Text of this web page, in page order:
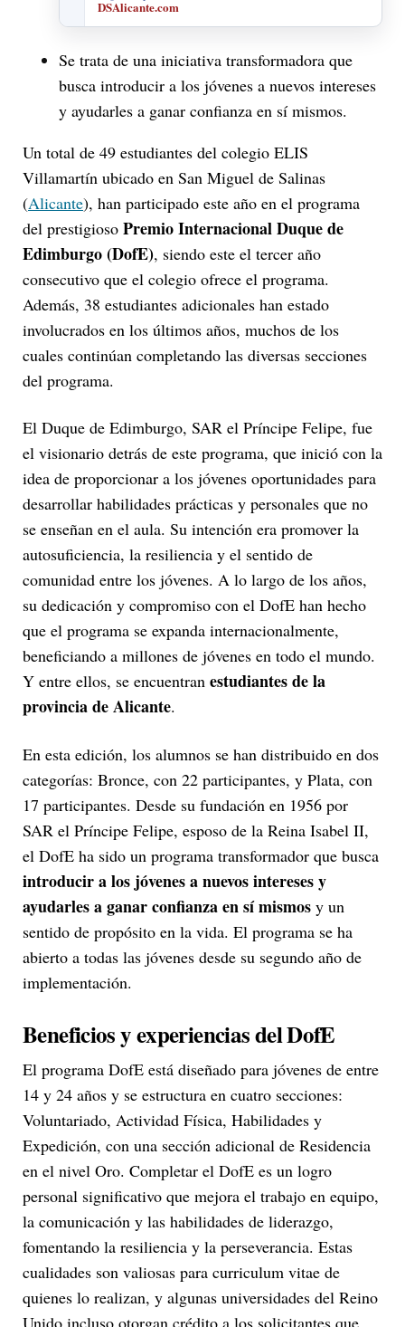
DSAlicante.com
Se trata de una iniciativa transformadora que
busca introducir a los jóvenes a nuevos intereses
y ayudarles a ganar confianza en sí mismos.
Un total de 49 estudiantes del colegio ELIS
Villamartín ubicado en San Miguel de Salinas
(Alicante), han participado este año en el programa
del prestigioso Premio Internacional Duque de
Edimburgo (DofE), siendo este el tercer año
consecutivo que el colegio ofrece el programa.
Además, 38 estudiantes adicionales han estado
involucrados en los últimos años, muchos de los
cuales continúan completando las diversas secciones
del programa.
El Duque de Edimburgo, SAR el Príncipe Felipe, fue
el visionario detrás de este programa, que inició con la
idea de proporcionar a los jóvenes oportunidades para
desarrollar habilidades prácticas y personales que no
se enseñan en el aula. Su intención era promover la
autosuficiencia, la resiliencia y el sentido de
comunidad entre los jóvenes. A lo largo de los años,
su dedicación y compromiso con el DofE han hecho
que el programa se expanda internacionalmente,
beneficiando a millones de jóvenes en todo el mundo.
Y entre ellos, se encuentran estudiantes de la
provincia de Alicante.
En esta edición, los alumnos se han distribuido en dos
categorías: Bronce, con 22 participantes, y Plata, con
17 participantes. Desde su fundación en 1956 por
SAR el Príncipe Felipe, esposo de la Reina Isabel II,
el DofE ha sido un programa transformador que busca
introducir a los jóvenes a nuevos intereses y
ayudarles a ganar confianza en sí mismos y un
sentido de propósito en la vida. El programa se ha
abierto a todas las jóvenes desde su segundo año de
implementación.
Beneficios y experiencias del DofE
El programa DofE está diseñado para jóvenes de entre
14 y 24 años y se estructura en cuatro secciones:
Voluntariado, Actividad Física, Habilidades y
Expedición, con una sección adicional de Residencia
en el nivel Oro. Completar el DofE es un logro
personal significativo que mejora el trabajo en equipo,
la comunicación y las habilidades de liderazgo,
fomentando la resiliencia y la perseverancia. Estas
cualidades son valiosas para curriculum vitae de
quienes lo realizan, y algunas universidades del Reino
Unido incluso otorgan crédito a los solicitantes que